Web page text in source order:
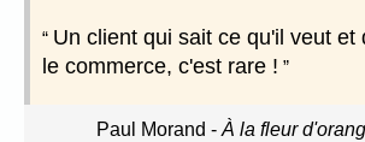
Un client qui sait ce qu'il veut et
le commerce, c'est rare !
Paul Morand - À la fleur